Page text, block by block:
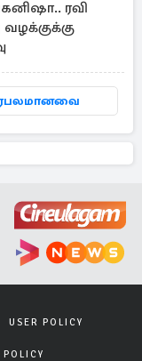
ரவி
USER POLICY
POLICY